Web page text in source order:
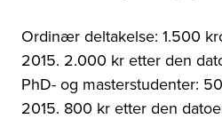
Ordinær deltakelse: 1.500
2015. 2.000 kr etter den
PhD- og masterstudenter:
2015. 800 kr etter den